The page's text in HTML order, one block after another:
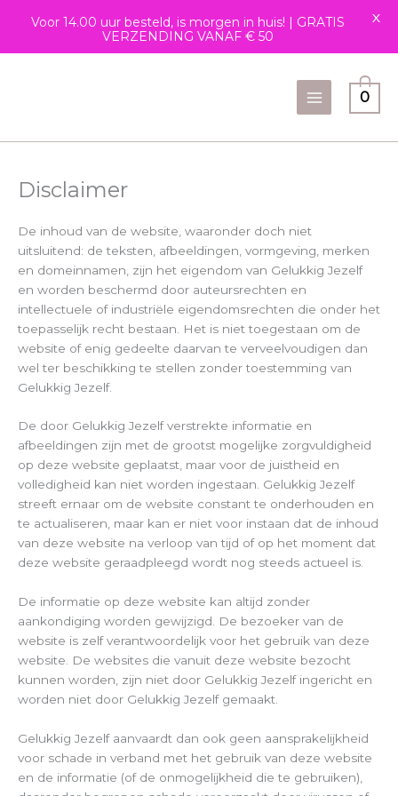
0
Disclaimer
De inhoud van de website, waaronder doch niet
uitsluitend: de teksten, afbeeldingen, vormgeving, merken
en domeinnamen, zijn het eigendom van Gelukkig Jezelf
en worden beschermd door auteursrechten en
intellectuele of industriële eigendomsrechten die onder het
toepasselijk recht bestaan. Het is niet toegestaan om de
website of enig gedeelte daarvan te verveelvoudigen dan
wel ter beschikking te stellen zonder toestemming van
Gelukkig Jezelf.
De door Gelukkig Jezelf verstrekte informatie en
afbeeldingen zijn met de grootst mogelijke zorgvuldigheid
op deze website geplaatst, maar voor de juistheid en
volledigheid kan niet worden ingestaan. Gelukkig Jezelf
streeft ernaar om de website constant te onderhouden en
te actualiseren, maar kan er niet voor instaan dat de inhoud
van deze website na verloop van tijd of op het moment dat
deze website geraadpleegd wordt nog steeds actueel is.
De informatie op deze website kan altijd zonder
aankondiging worden gewijzigd. De bezoeker van de
website is zelf verantwoordelijk voor het gebruik van deze
website. De websites die vanuit deze website bezocht
kunnen worden, zijn niet door Gelukkig Jezelf ingericht en
worden niet door Gelukkig Jezelf gemaakt.
Gelukkig Jezelf aanvaardt dan ook geen aansprakelijkheid
voor schade in verband met het gebruik van deze website
en de informatie (of de onmogelijkheid die te gebruiken),
Voor 14.00 uur besteld, is morgen in huis! | GRATIS
VERZENDING VANAF € 50
X